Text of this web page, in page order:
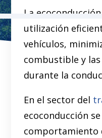
La
utilización
vehículos,
combustible y las
durante la
En el sector del
ecoconducción
comportamiento